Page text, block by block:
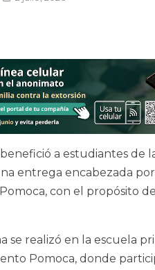
benefició a estudiantes de
entrega encabezada
con el propósito
se realizó en la escuela
Pomoca, donde